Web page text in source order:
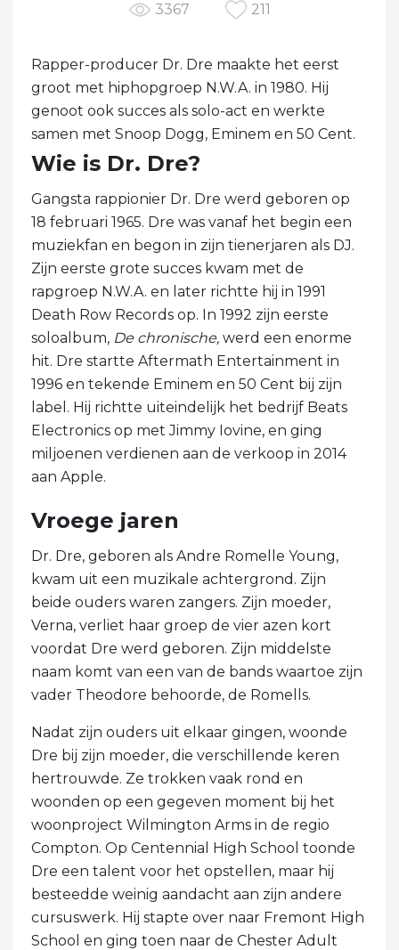
3367 211
Rapper-producer Dr. Dre maakte het eerst
groot met hiphopgroep N.W.A. in 1980. Hij
genoot ook succes als solo-act en werkte
samen met Snoop Dogg, Eminem en 50 Cent.
Wie is Dr. Dre?
Gangsta rappionier Dr. Dre werd geboren op
18 februari 1965. Dre was vanaf het begin een
muziekfan en begon in zijn tienerjaren als DJ.
Zijn eerste grote succes kwam met de
rapgroep N.W.A. en later richtte hij in 1991
Death Row Records op. In 1992 zijn eerste
soloalbum, De chronische, werd een enorme
hit. Dre startte Aftermath Entertainment in
1996 en tekende Eminem en 50 Cent bij zijn
label. Hij richtte uiteindelijk het bedrijf Beats
Electronics op met Jimmy Iovine, en ging
miljoenen verdienen aan de verkoop in 2014
aan Apple.
Vroege jaren
Dr. Dre, geboren als Andre Romelle Young,
kwam uit een muzikale achtergrond. Zijn
beide ouders waren zangers. Zijn moeder,
Verna, verliet haar groep de vier azen kort
voordat Dre werd geboren. Zijn middelste
naam komt van een van de bands waartoe zijn
vader Theodore behoorde, de Romells.
Nadat zijn ouders uit elkaar gingen, woonde
Dre bij zijn moeder, die verschillende keren
hertrouwde. Ze trokken vaak rond en
woonden op een gegeven moment bij het
woonproject Wilmington Arms in de regio
Compton. Op Centennial High School toonde
Dre een talent voor het opstellen, maar hij
besteedde weinig aandacht aan zijn andere
cursuswerk. Hij stapte over naar Fremont High
School en ging toen naar de Chester Adult